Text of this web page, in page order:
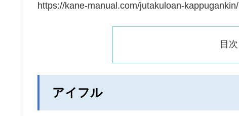
https://kane-manual.com/jutakuloan-kappugankin/
目次
アイフル